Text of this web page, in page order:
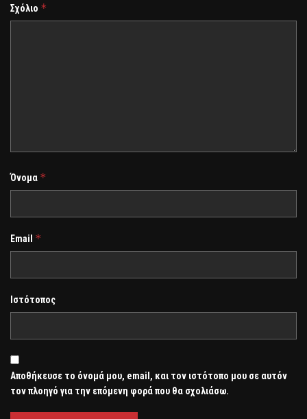
Σχόλιο *
Όνομα *
Email *
Ιστότοπος
Αποθήκευσε το όνομά μου, email, και τον ιστότοπο μου σε αυτόν
τον πλοηγό για την επόμενη φορά που θα σχολιάσω.